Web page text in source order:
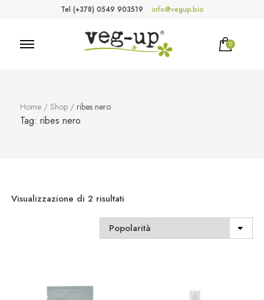
Tel (+378) 0549 903519 info@vegup.bio
0
Home / Shop / ribes nero
Tag: ribes nero
Visualizzazione di 2 risultati